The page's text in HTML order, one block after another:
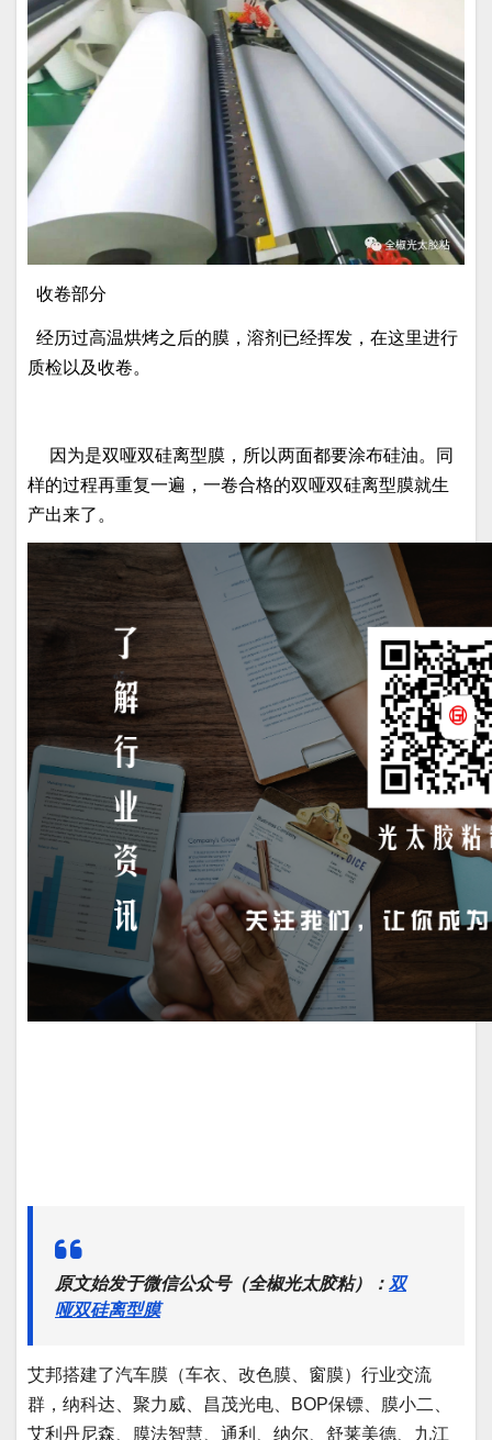
收卷部分
经历过高温烘烤之后的膜，溶剂已经挥发，在这里进行
质检以及收卷。
因为是双哑双硅离型膜，所以两面都要涂布硅油。同
样的过程再重复一遍，一卷合格的双哑双硅离型膜就生
产出来了。
原文始发于微信公众号（全椒光太胶粘）： 双
哑双硅离型膜
艾邦搭建了汽车膜（车衣、改色膜、窗膜）行业交流
群，纳科达、聚力威、昌茂光电、BOP保镖、膜小二、
艾利丹尼森、膜法智慧、通利、纳尔、舒莱美德、九江